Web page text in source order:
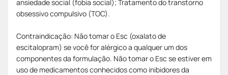
ansiedade social (fobia social); Tratamento do transtorno
obsessivo compulsivo (TOC).
Contraindicação: Não tomar o Esc (oxalato de
escitalopram) se você for alérgico a qualquer um dos
componentes da formulação. Não tomar o Esc se estiver em
uso de medicamentos conhecidos como inibidores da